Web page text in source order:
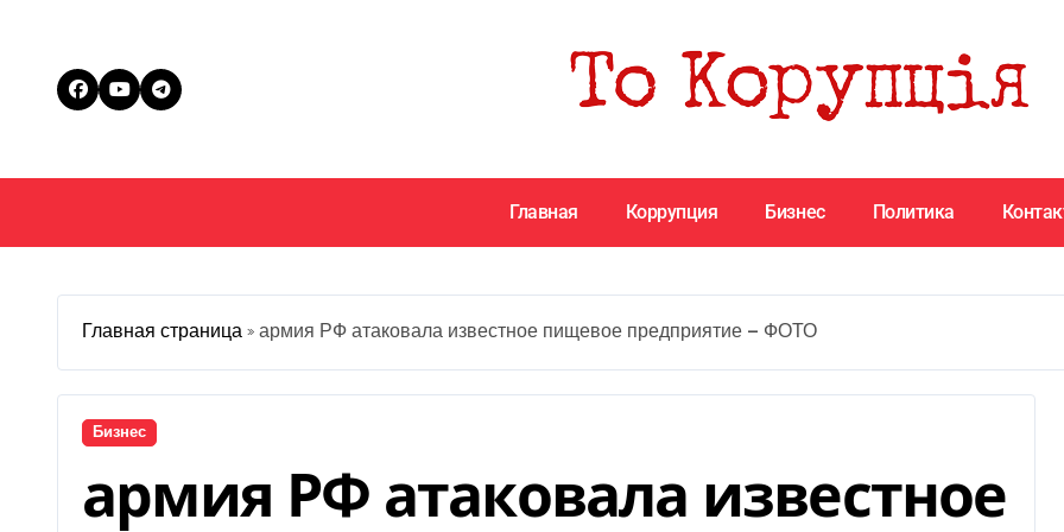
Главная Коррупция Бизнес Политика
Главная страница » армия РФ атаковала известное пищевое предприятие — ФОТО
Бизнес
армия РФ атаковала известное